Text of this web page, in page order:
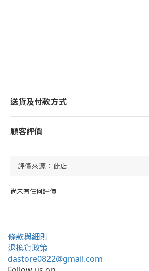
送貨及付款方式
顧客評價
尚未有任何評價
條款與細則
退換貨政策
dastore0822@gmail.com